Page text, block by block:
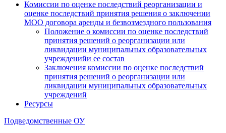
Комиссии по оценке последствий реорганизации и
оценке последствий принятия решения о заключении
МОО договора аренды и безвозмездного пользования
Положение о комиссии по оценке последствий
принятия решений о реорганизации или
ликвидации муниципальных образовательных
учрежденийи ее состав
Заключения комиссии по оценке последствий
принятия решений о реорганизации или
ликвидации муниципальных образовательных
учреждений
Ресурсы
Подведомственные ОУ